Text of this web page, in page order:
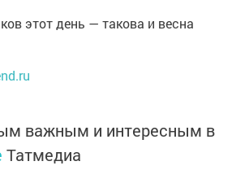
этот день — такова и весна
важным и интересным в
Татмедиа